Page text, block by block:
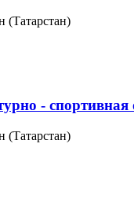
(Татарстан)
-
(Татарстан)